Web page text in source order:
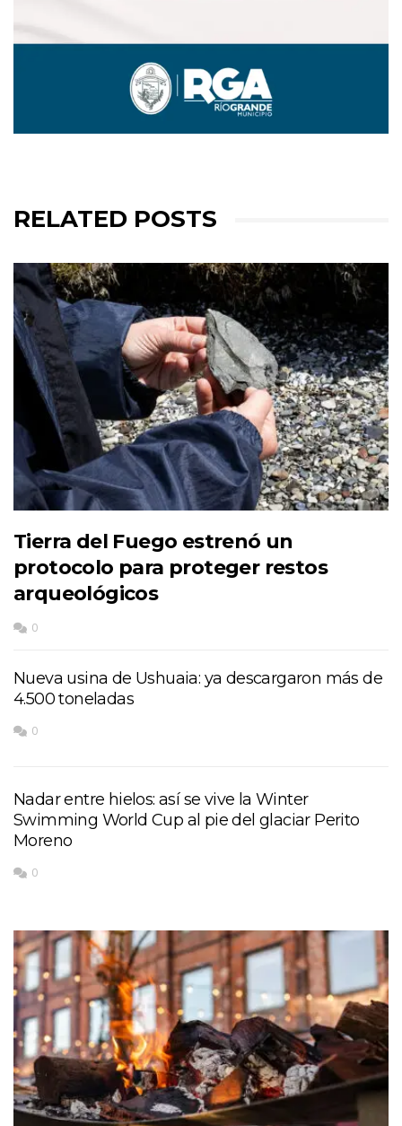
RELATED POSTS
Tierra del Fuego estrenó un
protocolo para proteger restos
arqueológicos
0
Nueva usina de Ushuaia: ya descargaron más de
4.500 toneladas
0
Nadar entre hielos: así se vive la Winter
Swimming World Cup al pie del glaciar Perito
Moreno
0